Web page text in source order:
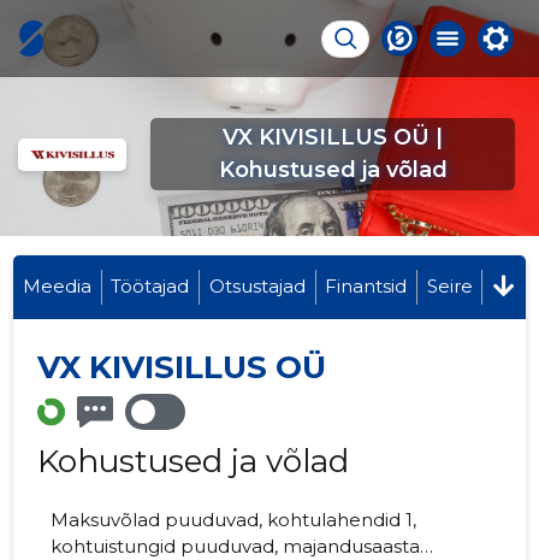
VX KIVISILLUS OÜ |
Kohustused ja võlad
Meedia Töötajad Otsustajad Finantsid Seire
VX KIVISILLUS OÜ
Kohustused ja võlad
Maksuvõlad puuduvad, kohtulahendid 1,
kohtuistungid puuduvad, majandusaasta